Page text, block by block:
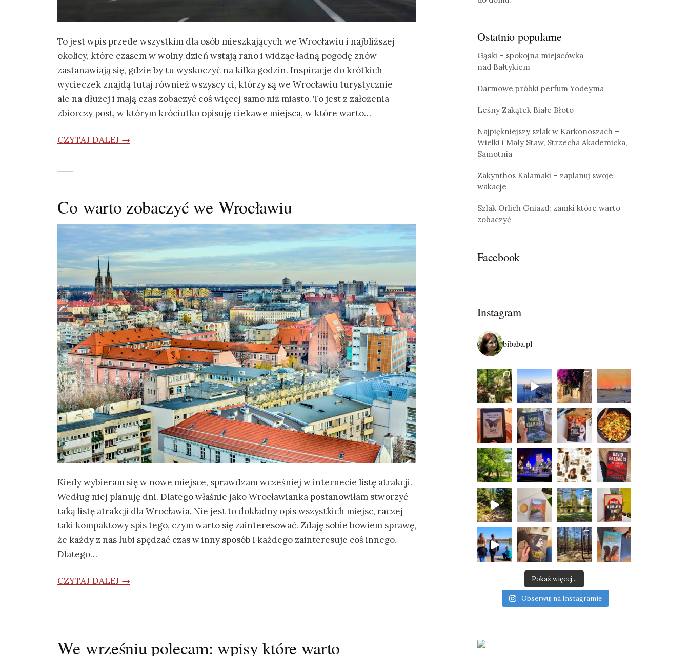
To jest wpis przede wszystkim dla osób mieszkających we Wrocławiu i najbliższej
okolicy, które czasem w wolny dzień wstają rano i widząc ładną pogodę znów
zastanawiają się, gdzie by tu wyskoczyć na kilka godzin. Inspiracje do krótkich
wycieczek znajdą tutaj również wszyscy ci, którzy są we Wrocławiu turystycznie
ale na dłużej i mają czas zobaczyć coś więcej samo niż miasto. To jest z założenia
zbiorczy post, w którym króciutko opisuję ciekawe miejsca, w które warto…
CZYTAJ DALEJ →
Co warto zobaczyć we Wrocławiu
Kiedy wybieram się w nowe miejsce, sprawdzam wcześniej w internecie listę atrakcji.
Według niej planuję dni. Dlatego właśnie jako Wrocławianka postanowiłam stworzyć
taką listę atrakcji dla Wrocławia. Nie jest to dokładny opis wszystkich miejsc, raczej
taki kompaktowy spis tego, czym warto się zainteresować. Zdaję sobie bowiem sprawę,
że każdy z nas lubi spędzać czas w inny sposób i każdego zainteresuje coś innego.
Dlatego…
CZYTAJ DALEJ →
We wrześniu polecam: wpisy które warto
Ostatnio popularne
Gąski – spokojna miejscówka
nad Bałtykiem
Darmowe próbki perfum Yodeyma
Leśny Zakątek Białe Błoto
Najpiękniejszy szlak w Karkonoszach –
Wielki i Mały Staw, Strzecha Akademicka,
Samotnia
Zakynthos Kalamaki – zaplanuj swoje
wakacje
Szlak Orlich Gniazd: zamki które warto
zobaczyć
Facebook
Instagram
bibaba.pl
Pokaż więcej...
Obserwuj na Instagramie